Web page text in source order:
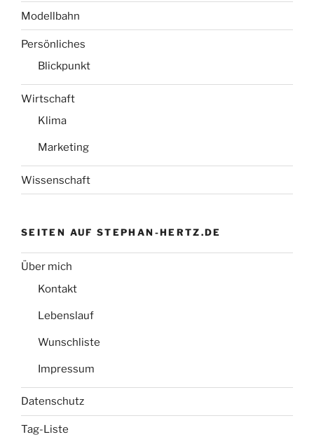
Modellbahn
Persönliches
Blickpunkt
Wirtschaft
Klima
Marketing
Wissenschaft
SEITEN AUF STEPHAN-HERTZ.DE
Über mich
Kontakt
Lebenslauf
Wunschliste
Impressum
Datenschutz
Tag-Liste